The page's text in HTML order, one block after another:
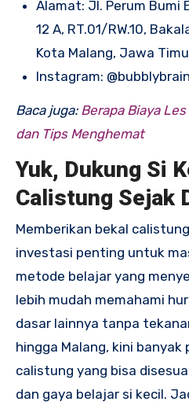
Alamat: Jl. Perum Bumi
12 A, RT.01/RW.10,
Kota Malang, Jawa
Instagram:
Baca juga: Berapa Biaya
dan Tips Menghemat
Yuk, Dukung Si
Calistung Sejak
Memberikan bekal
investasi penting untuk
metode belajar yang
lebih mudah memahami
dasar lainnya tanpa
hingga Malang, kini
calistung yang bisa
dan gaya belajar si kecil.